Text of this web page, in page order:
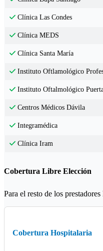
Clínica Las Condes
Clínica MEDS
Clínica Santa María
Instituto Oftlamológico
Instituto Oftalmológico
Centros Médicos Dávila
Integramédica
Clínica Iram
Cobertura Libre Elección
Para el resto de los
Cobertura Hospitalaria